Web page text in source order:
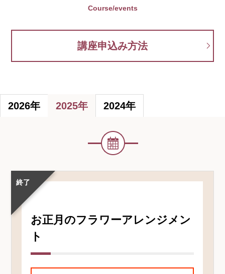
Course/events
講座申込み方法
2026年 2025年 2024年
イ
ベ
ン
ト・
講
終了
お正月のフラワーアレンジメン
ト